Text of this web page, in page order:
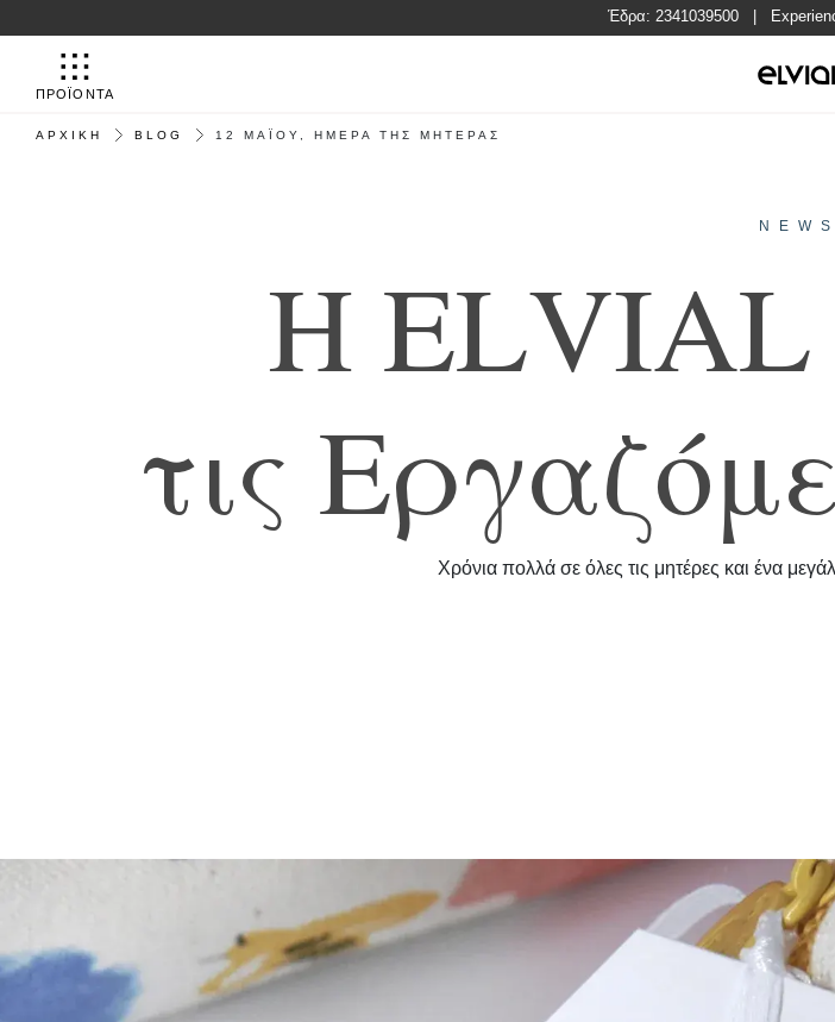
Έδρα: 2341039500 |
ΠΡΟΪΟΝΤΑ
ΑΡΧΙΚΉ BLOG 12 ΜΑΪ́ΟΥ, ΗΜΈΡΑ ΤΗΣ ΜΗΤΈΡΑΣ
NEWS
H ELVIAL
τις Εργαζόμε
Χρόνια πολλά σε όλες τις μητέρες και ένα